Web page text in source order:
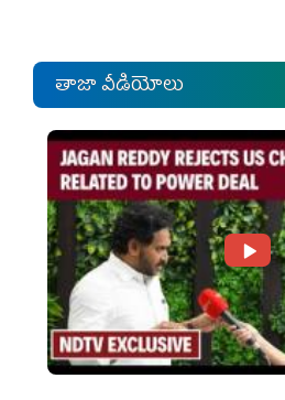
తాజా వీడియోలు